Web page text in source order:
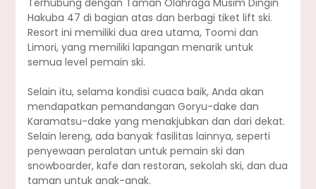
Terhubung dengan Taman Olahraga Musim Dingin
Hakuba 47 di bagian atas dan berbagi tiket lift ski.
Resort ini memiliki dua area utama, Toomi dan
Limori, yang memiliki lapangan menarik untuk
semua level pemain ski.
Selain itu, selama kondisi cuaca baik, Anda akan
mendapatkan pemandangan Goryu-dake dan
Karamatsu-dake yang menakjubkan dan dari dekat.
Selain lereng, ada banyak fasilitas lainnya, seperti
penyewaan peralatan untuk pemain ski dan
snowboarder, kafe dan restoran, sekolah ski, dan dua
taman untuk anak-anak.